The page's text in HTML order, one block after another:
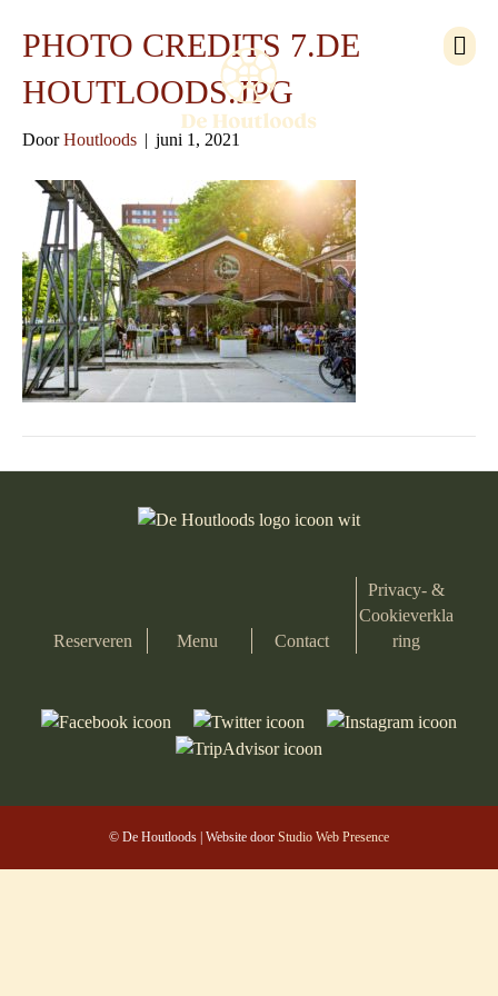
M
e
PHOTO CREDITS 7.DE
HOUTLOODS.JPG
DoorHoutloods | juni 1, 2021
Reserveren Menu Contact
Privacy- &
Cookieverkla
ring
© De Houtloods | Website door Studio Web Presence